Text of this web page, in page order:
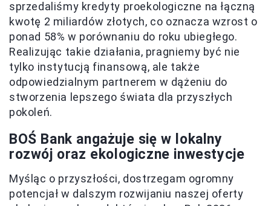
sprzedaliśmy kredyty proekologiczne na łączną
kwotę 2 miliardów złotych, co oznacza wzrost o
ponad 58% w porównaniu do roku ubiegłego.
Realizując takie działania, pragniemy być nie
tylko instytucją finansową, ale także
odpowiedzialnym partnerem w dążeniu do
stworzenia lepszego świata dla przyszłych
pokoleń.
BOŚ Bank angażuje się w lokalny
rozwój oraz ekologiczne inwestycje
Myśląc o przyszłości, dostrzegam ogromny
potencjał w dalszym rozwijaniu naszej oferty